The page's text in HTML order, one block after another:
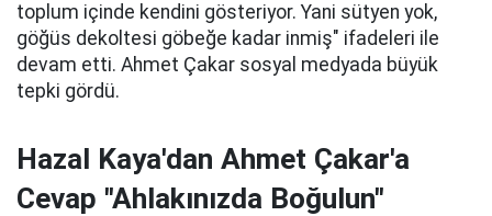
toplum içinde kendini gösteriyor. Yani sütyen yok,
göğüs dekoltesi göbeğe kadar inmiş" ifadeleri ile
devam etti. Ahmet Çakar sosyal medyada büyük
tepki gördü.
Hazal Kaya'dan Ahmet Çakar'a
Cevap "Ahlakınızda Boğulun"